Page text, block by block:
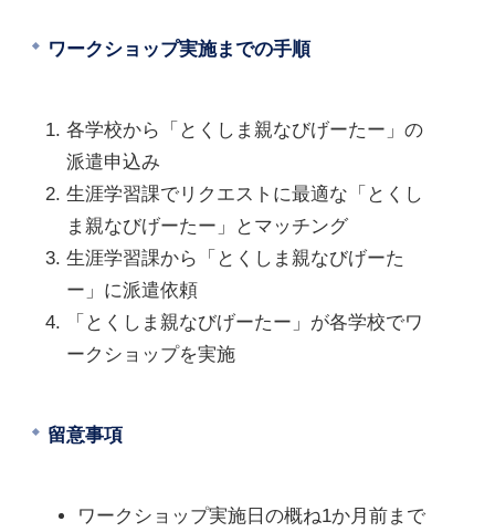
ワークショップ実施までの手順
各学校から「とくしま親なびげーたー」の
派遣申込み
生涯学習課でリクエストに最適な「とくし
ま親なびげーたー」とマッチング
生涯学習課から「とくしま親なびげーた
ー」に派遣依頼
「とくしま親なびげーたー」が各学校でワ
ークショップを実施
留意事項
ワークショップ実施日の概ね1か月前まで